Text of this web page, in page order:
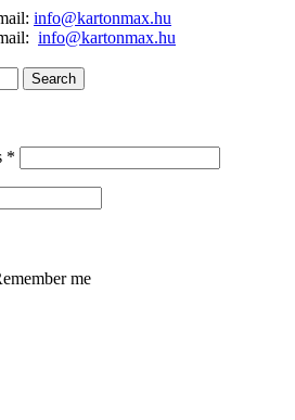
info@kartonmax.hu
info@kartonmax.hu
Search
*
me